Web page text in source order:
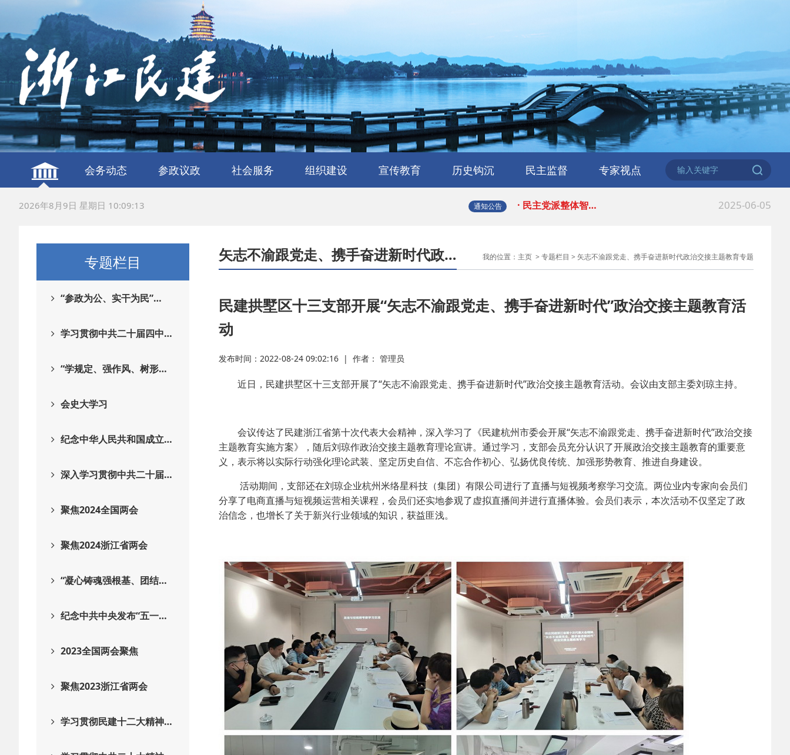
会务动态 参政议政 社会服务 组织建设 宣传教育 历史钩沉
浙江民建简史
人物传略
史海撷珠
浙江民建大事记
历史图库
民主监督 专家视点
2026年8月9日 星期日 10:09:14 通知公告
· 民建北仑六支部… 2026-06-18
· 中国民主建国会… 2026-02-25
· 中国民主建国会… 2025-08-28
· 民主党派整体智… 2025-06-05
· 中国民主建国会… 2024-08-28
· 民建北仑六支部… 2026-06-18
· 中国民主建国会… 2025-08-28
· 民主党派整体智… 2025-06-05
· 中国民主建国会…
· 中国民主建国会…
专题栏目
“参政为公、实干为民”…
学习贯彻中共二十届四中…
“学规定、强作风、树形…
会史大学习
纪念中华人民共和国成立…
深入学习贯彻中共二十届…
聚焦2024全国两会
聚焦2024浙江省两会
“凝心铸魂强根基、团结…
纪念中共中央发布“五一…
2023全国两会聚焦
聚焦2023浙江省两会
学习贯彻民建十二大精神…
矢志不渝跟党走、携手奋进新时代政… 我的位置： 主页 > 专题栏目 > 矢志不渝跟党走、携手奋进新时代政治交接主题教育专题
民建拱墅区十三支部开展“矢志不渝跟党走、携手奋进新时代”政治交接主题教育活
动
发布时间：2022-08-24 09:02:16 | 作者： 管理员
近日，民建拱墅区十三支部开展了“矢志不渝跟党走、携手奋进新时代”政治交接主题教育活动。会议由支部主委刘琼主持。
会议传达了民建浙江省第十次代表大会精神，深入学习了《民建杭州市委会开展“矢志不渝跟党走、携手奋进新时代”政治交接
主题教育实施方案》，随后刘琼作政治交接主题教育理论宣讲。通过学习，支部会员充分认识了开展政治交接主题教育的重要意
义，表示将以实际行动强化理论武装、坚定历史自信、不忘合作初心、弘扬优良传统、加强形势教育、推进自身建设。
活动期间，支部还在刘琼企业杭州米络星科技（集团）有限公司进行了直播与短视频考察学习交流。两位业内专家向会员们
分享了电商直播与短视频运营相关课程，会员们还实地参观了虚拟直播间并进行直播体验。会员们表示，本次活动不仅坚定了政
治信念，也增长了关于新兴行业领域的知识，获益匪浅。